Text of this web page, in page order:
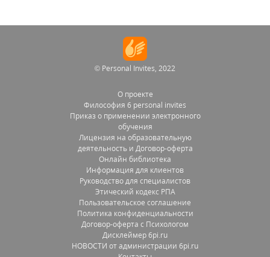
© Personal Invites, 2022
О проекте
Философия 6 personal invites
Приказ о применении электронного
обучения
Лицензия на образовательную
деятельность и Договор-оферта
Онлайн библиотека
Информация для клиентов
Руководство для специалистов
Этический кодекс РПА
Пользовательское соглашение
Политика конфиденциальности
Договор-оферта с Психологом
Дисклеймер 6pi.ru
НОВОСТИ от администрации 6pi.ru